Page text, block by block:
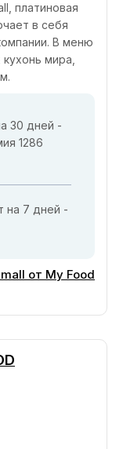
платиновая
в себя
В меню
мира,
30 дней -
1286
на 7 дней -
от My Food